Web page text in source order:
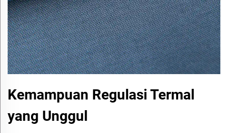
Kemampuan Regulasi Termal
yang Unggul